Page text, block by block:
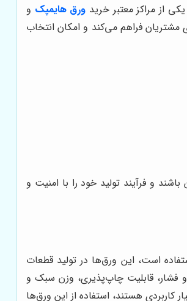
از مراکز معتبر خرید ورق هایمپک و
مشتریان فراهم می‌کند و امکان انتخاب
و فرآیند تولید خود را با امنیت و
است، این ورق‌ها در تولید قطعات
و فشار، قابلیت چاپ‌پذیری، وزن سبک و
هستند، استفاده از این ورق‌ها